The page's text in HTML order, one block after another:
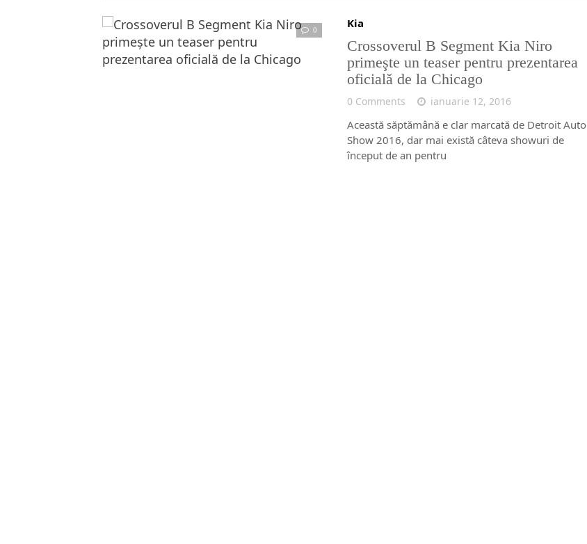
0
Citește articolul complet
Kia
Crossoverul B Segment Kia Niro
primeşte un teaser pentru prezentarea
oficială de la Chicago
0 Comments ianuarie 12, 2016
Această săptămână e clar marcată de Detroit Auto
Show 2016, dar mai există câteva showuri de
început de an pentru